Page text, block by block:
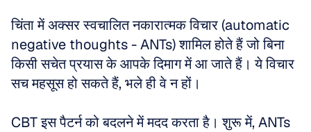
चिंता में अक्सर स्वचालित नकारात्मक विचार (automatic
negative thoughts - ANTs) शामिल होते हैं जो बिना
किसी सचेत प्रयास के आपके दिमाग में आ जाते हैं। ये विचार
सच महसूस हो सकते हैं, भले ही वे न हों।
CBT इस पैटर्न को बदलने में मदद करता है। शुरू में, ANTs